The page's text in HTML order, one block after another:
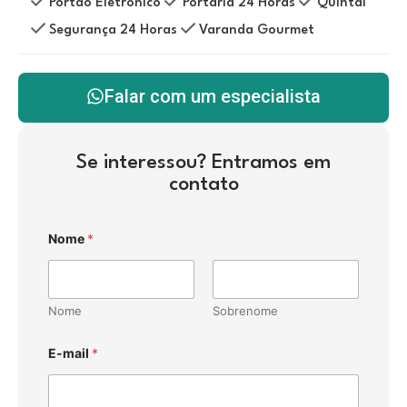
Portão Eletrônico Portaria 24 Horas
Quintal
Segurança 24 Horas
Varanda Gourmet
Falar com um especialista
Se interessou? Entramos em
contato
Nome *
Nome Sobrenome
E-mail *